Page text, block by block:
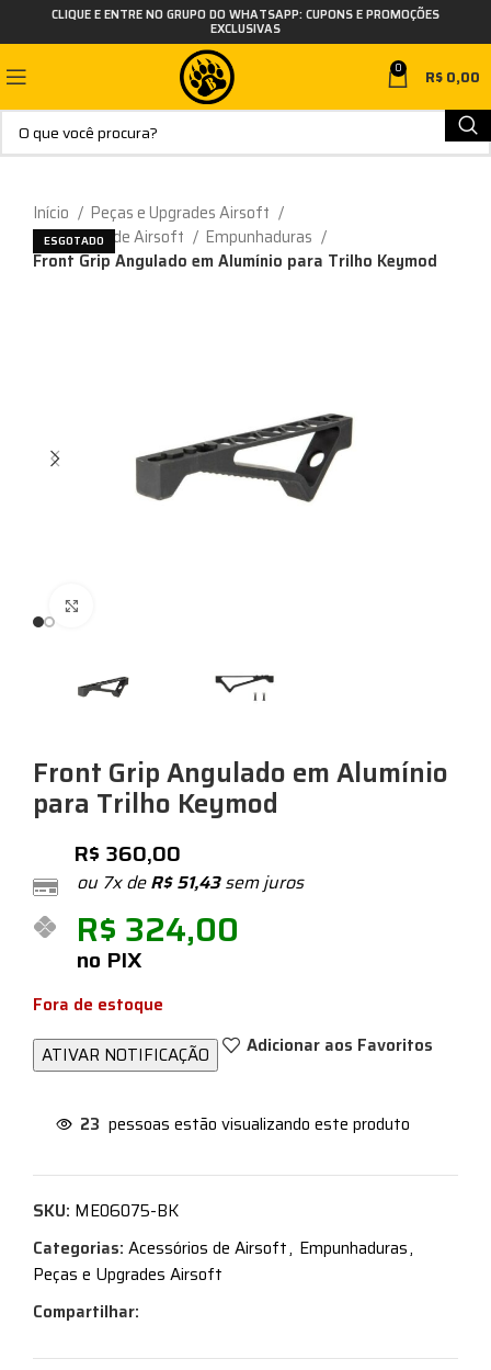
CLIQUE E ENTRE NO GRUPO DO WHATSAPP: CUPONS E PROMOÇÕES
EXCLUSIVAS
0 R$0,00
Início
Peças e Upgrades Airsoft
Acessórios de Airsoft
Empunhaduras
Front Grip Angulado em Alumínio para Trilho Keymod
ESGOTADO
Front Grip Angulado em Alumínio
para Trilho Keymod
R$ 360,00
ou 7x deR$51,43sem juros
R$ 324,00
no PIX
Fora de estoque
Adicionar aos Favoritos
23 pessoas estão visualizando este produto
SKU: ME06075-BK
Categorias: Acessórios de Airsoft, Empunhaduras,
Peças e Upgrades Airsoft
Compartilhar: